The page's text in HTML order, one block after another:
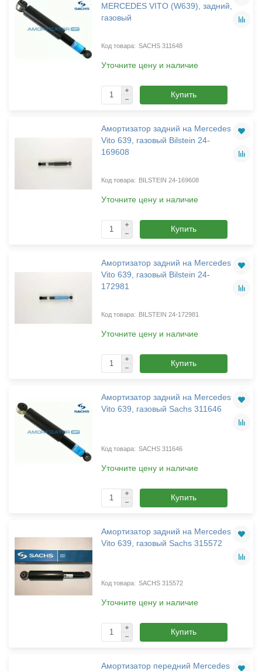
MERCEDES VITO (W639), задний,
газовый
SACHS 311648
Уточните цену и наличие
Купить
Амортизатор задний на Mercedes
Vito 639, газовый Bilstein 24-
169608
BILSTEIN 24-169608
Уточните цену и наличие
Купить
Амортизатор задний на Mercedes
Vito 639, газовый Bilstein 24-
172981
BILSTEIN 24-172981
Уточните цену и наличие
Купить
Амортизатор задний на Mercedes
Vito 639, газовый Sachs 311646
SACHS 311646
Уточните цену и наличие
Купить
Амортизатор задний на Mercedes
Vito 639, газовый Sachs 315572
SACHS 315572
Уточните цену и наличие
Купить
Амортизатор передний Mercedes